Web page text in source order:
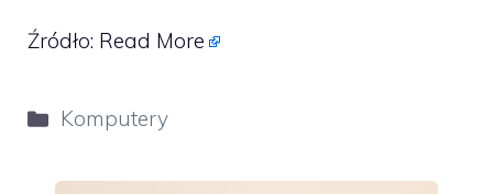
Źródło: Read More
Kategorie
Komputery